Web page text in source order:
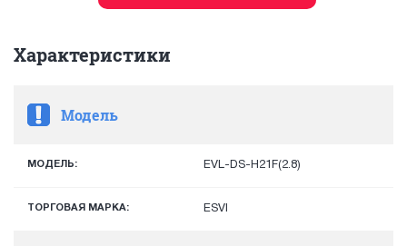
Характеристики
Модель
МОДЕЛЬ: EVL-DS-H21F(2.8)
ТОРГОВАЯ МАРКА: ESVI